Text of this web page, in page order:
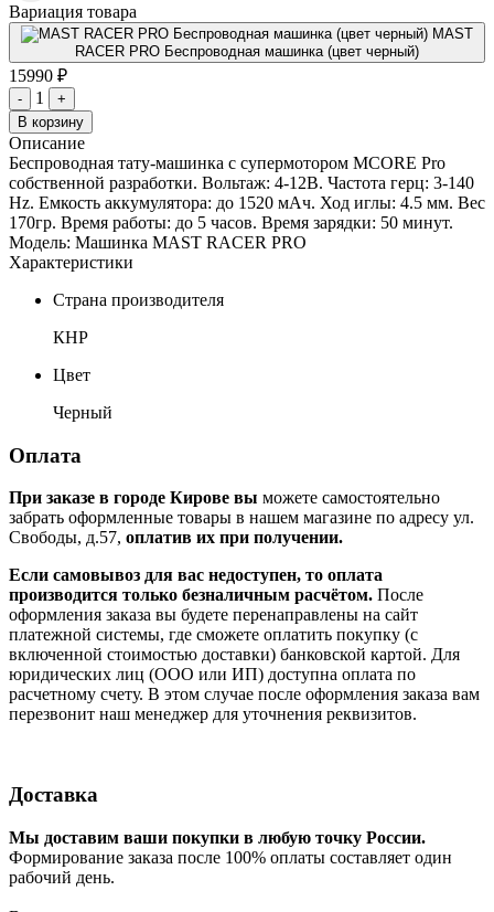
Вариация товара
MAST
RACER PRO Беспроводная машинка (цвет черный)
15990 ₽
- 1
+
В корзину
Описание
Беспроводная тату-машинка с супермотором MCORE Pro
собственной разработки. Вольтаж: 4-12В. Частота герц: 3-140
Hz. Емкость аккумулятора: до 1520 мАч. Ход иглы: 4.5 мм. Вес
170гр. Время работы: до 5 часов. Время зарядки: 50 минут.
Модель: Машинка MAST RACER PRO
Характеристики
Страна производителя
КНР
Цвет
Черный
Оплата
При заказе в городе Кирове вы можете самостоятельно
забрать оформленные товары в нашем магазине по адресу ул.
Свободы, д.57, оплатив их при получении.
Если самовывоз для вас недоступен, то оплата
производится только безналичным расчётом. После
оформления заказа вы будете перенаправлены на сайт
платежной системы, где сможете оплатить покупку (с
включенной стоимостью доставки) банковской картой. Для
юридических лиц (ООО или ИП) доступна оплата по
расчетному счету. В этом случае после оформления заказа вам
перезвонит наш менеджер для уточнения реквизитов.
Доставка
Мы доставим ваши покупки в любую точку России.
Формирование заказа после 100% оплаты составляет один
рабочий день.